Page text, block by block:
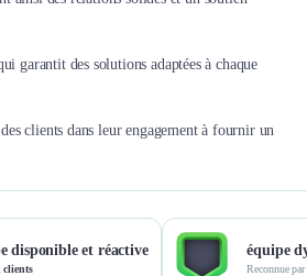
garantit des solutions adaptées à chaque
clients dans leur engagement à fournir un
disponible et réactive
clients
équipe
Reconnue par